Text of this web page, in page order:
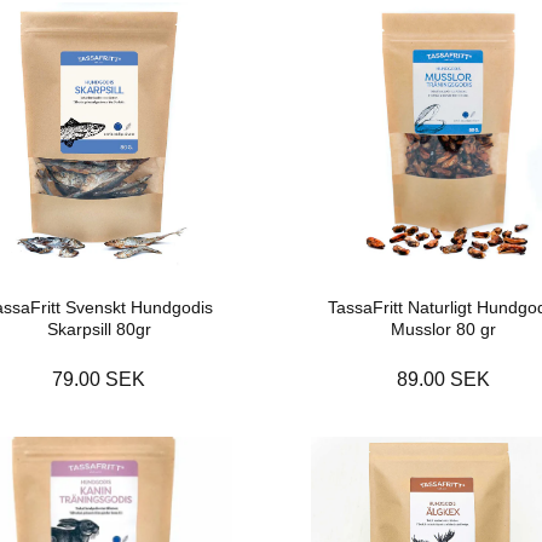
Svenskt Hundgodis
Skarpsill 80gr
79.00 SEK
TassaFritt Naturligt
Musslor 80 gr
89.00 SEK